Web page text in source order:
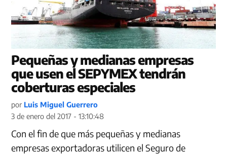
Pequeñas y medianas empresas
que usen el SEPYMEX tendrán
coberturas especiales
por Luis Miguel Guerrero
3 de enero del 2017 - 13:10:48
Con el fin de que más pequeñas y medianas
empresas exportadoras utilicen el Seguro de